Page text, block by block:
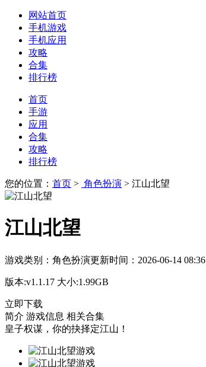
网站首页
手机游戏
手机应用
攻略
合集
排行榜
首页
手游
应用
合集
攻略
排行榜
您的位置： 首页 > 角色扮演 > 江山北望
江山北望
游戏类别： 角色扮演更新时间： 2026-06-14 08:36
版本:v1.1.17 大小:1.99GB
立即下载
简介 游戏信息 相关合集
皇子权谋，你的抉择定江山！